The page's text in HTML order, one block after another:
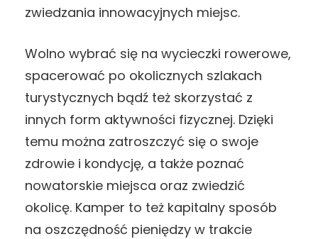
zwiedzania innowacyjnych miejsc.
Wolno wybrać się na wycieczki rowerowe,
spacerować po okolicznych szlakach
turystycznych bądź też skorzystać z
innych form aktywności fizycznej. Dzięki
temu można zatroszczyć się o swoje
zdrowie i kondycję, a także poznać
nowatorskie miejsca oraz zwiedzić
okolicę. Kamper to też kapitalny sposób
na oszczędność pieniędzy w trakcie